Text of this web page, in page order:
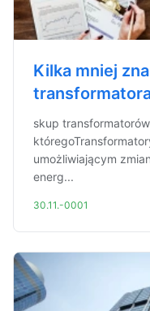
Kilka mniej
skup
umożliwiającym
energ...
30.11.-0001